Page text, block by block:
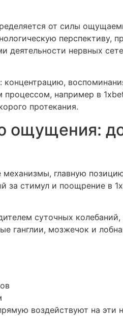
от силы
перспективу,
нервных
например в
протекания.
ощущения:
главную
стимул и поощрение в
суточных
ганглии, мозжечок и
воздействуют на эти